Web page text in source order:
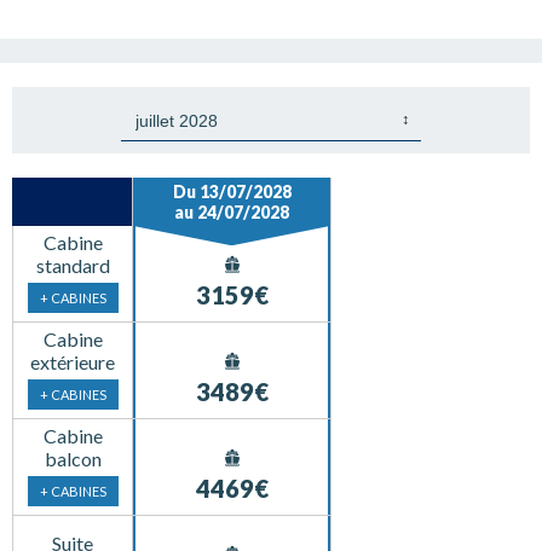
Cabine
standard
+ CABINES
Cabine
extérieure
+ CABINES
Cabine
balcon
+ CABINES
Suite
Du 13/07/2028
au 24/07/2028
3159€
3489€
4469€